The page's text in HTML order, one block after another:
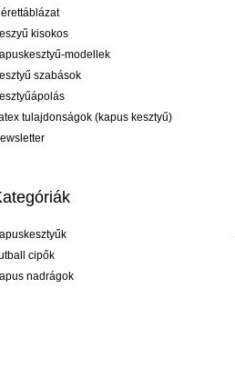
kisokos
modellek
szabások
tulajdonságok (kapus kesztyű)
cipők
nadrágok